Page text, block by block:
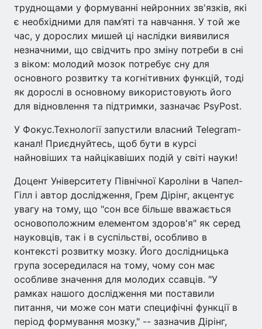
труднощами у формуванні нейронних зв'язків, які
є необхідними для пам’яті та навчання. У той же
час, у дорослих мишей ці наслідки виявилися
незначними, що свідчить про зміну потреби в сні
з віком: молодий мозок потребує сну для
основного розвитку та когнітивних функцій, тоді
як дорослі в основному використовують його
для відновлення та підтримки, зазначає PsyPost.
У Фокус.Технології запустили власний Telegram-
канал! Приєднуйтесь, щоб бути в курсі
найновіших та найцікавіших подій у світі науки!
Доцент Університету Північної Кароліни в Чапел-
Гілл і автор дослідження, Грем Дірінг, акцентує
увагу на тому, що "сон все більше вважається
основоположним елементом здоров'я" як серед
науковців, так і в суспільстві, особливо в
контексті розвитку мозку. Його дослідницька
група зосередилася на тому, чому сон має
особливе значення для молодих ссавців. "У
рамках нашого дослідження ми поставили
питання, чи може сон мати специфічні функції в
період формування мозку," -- зазначив Дірінг,